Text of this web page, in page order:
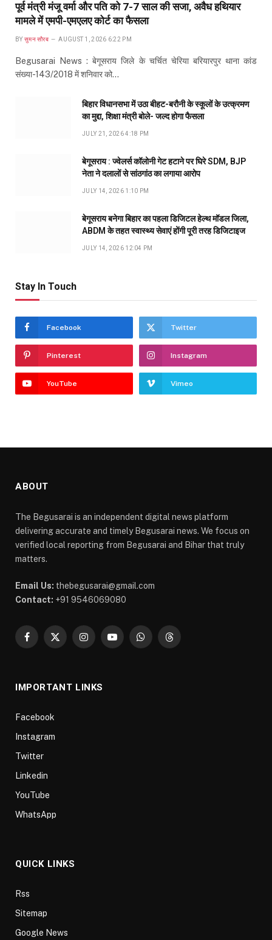
पूर्व मंत्री मंजू वर्मा और पति को 7-7 साल की सजा, अवैध हथियार
मामले में एमपी-एमएलए कोर्ट का फैसला
BY सुमन सौरब AUGUST 1, 2026 6:22 PM
Begusarai News : बेगूसराय जिले के चर्चित चेरिया बरियारपुर थाना कांड
संख्या-143/2018 में शनिवार को…
बिहार विधानसभा में उठा बीहट-बरौनी के स्कूलों के उत्क्रमण
का मुद्दा, शिक्षा मंत्री बोले- जल्द होगा फैसला
JULY 21, 2026 4:18 PM
बेगूसराय : ज्वेलर्स कॉलोनी गेट हटाने पर घिरे SDM, BJP
नेता ने दलालों से सांठगांठ का लगाया आरोप
JULY 14, 2026 1:10 PM
बेगूसराय बनेगा बिहार का पहला डिजिटल हेल्थ मॉडल जिला,
ABDM के तहत स्वास्थ्य सेवाएं होंगी पूरी तरह डिजिटाइज
JULY 14, 2026 12:04 PM
Stay In Touch
Facebook Twitter
Pinterest Instagram
YouTube Vimeo
ABOUT
The Begusarai is an independent digital news platform
delivering accurate and timely Begusarai news. We focus on
verified local reporting from Begusarai and Bihar that truly
matters.
Email Us: thebegusarai@gmail.com
Contact: +91 9546069080
Facebook
X
InstagramYouTubeWhatsAppThreads
IMPORTANT LINKS
Facebook
Instagram
Twitter
Linkedin
YouTube
WhatsApp
QUICK LINKS
Rss
Sitemap
Google News